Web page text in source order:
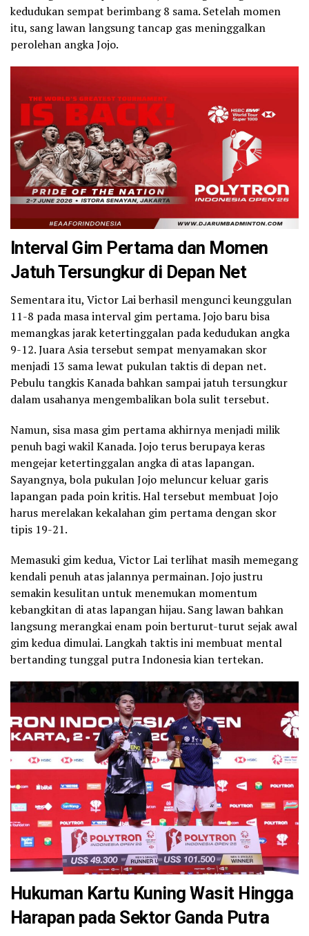
kedudukan sempat berimbang 8 sama. Setelah momen
itu, sang lawan langsung tancap gas meninggalkan
perolehan angka Jojo.
Interval Gim Pertama dan Momen
Jatuh Tersungkur di Depan Net
Sementara itu, Victor Lai berhasil mengunci keunggulan
11-8 pada masa interval gim pertama. Jojo baru bisa
memangkas jarak ketertinggalan pada kedudukan angka
9-12. Juara Asia tersebut sempat menyamakan skor
menjadi 13 sama lewat pukulan taktis di depan net.
Pebulu tangkis Kanada bahkan sampai jatuh tersungkur
dalam usahanya mengembalikan bola sulit tersebut.
Namun, sisa masa gim pertama akhirnya menjadi milik
penuh bagi wakil Kanada. Jojo terus berupaya keras
mengejar ketertinggalan angka di atas lapangan.
Sayangnya, bola pukulan Jojo meluncur keluar garis
lapangan pada poin kritis. Hal tersebut membuat Jojo
harus merelakan kekalahan gim pertama dengan skor
tipis 19-21.
Memasuki gim kedua, Victor Lai terlihat masih memegang
kendali penuh atas jalannya permainan. Jojo justru
semakin kesulitan untuk menemukan momentum
kebangkitan di atas lapangan hijau. Sang lawan bahkan
langsung merangkai enam poin berturut-turut sejak awal
gim kedua dimulai. Langkah taktis ini membuat mental
bertanding tunggal putra Indonesia kian tertekan.
Hukuman Kartu Kuning Wasit Hingga
Harapan pada Sektor Ganda Putra